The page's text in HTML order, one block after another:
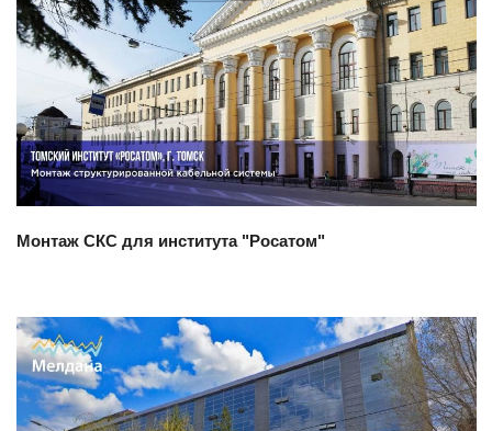
Смотреть проект
Монтаж СКС для института "Росатом"